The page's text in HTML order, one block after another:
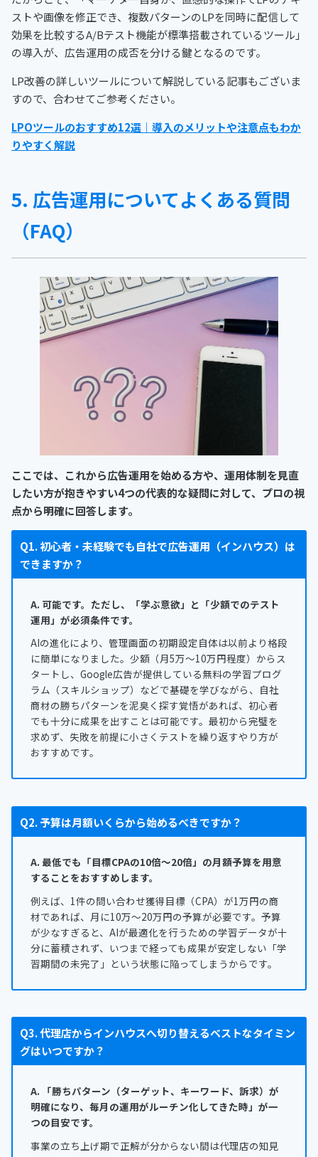
ストや画像を修正でき、複数パターンのLPを同時に配信して
効果を比較するA/Bテスト機能が標準搭載されているツール」
の導入が、広告運用の成否を分ける鍵となるのです。
LP改善の詳しいツールについて解説している記事もございま
すので、合わせてご参考ください。
LPOツールのおすすめ12選｜導入のメリットや注意点もわか
りやすく解説
5. 広告運用についてよくある質問
（FAQ）
ここでは、これから広告運用を始める方や、運用体制を見直
したい方が抱きやすい4つの代表的な疑問に対して、プロの視
点から明確に回答します。
Q1. 初心者・未経験でも自社で広告運用（インハウス）は
できますか？
A. 可能です。ただし、「学ぶ意欲」と「少額でのテスト
運用」が必須条件です。
AIの進化により、管理画面の初期設定自体は以前より格段
に簡単になりました。少額（月5万〜10万円程度）からス
タートし、Google広告が提供している無料の学習プログ
ラム（スキルショップ）などで基礎を学びながら、自社
商材の勝ちパターンを泥臭く探す覚悟があれば、初心者
でも十分に成果を出すことは可能です。最初から完璧を
求めず、失敗を前提に小さくテストを繰り返すやり方が
おすすめです。
Q2. 予算は月額いくらから始めるべきですか？
A. 最低でも「目標CPAの10倍〜20倍」の月額予算を用意
することをおすすめします。
例えば、1件の問い合わせ獲得目標（CPA）が1万円の商
材であれば、月に10万〜20万円の予算が必要です。予算
が少なすぎると、AIが最適化を行うための学習データが十
分に蓄積されず、いつまで経っても成果が安定しない「学
習期間の未完了」という状態に陥ってしまうからです。
Q3. 代理店からインハウスへ切り替えるベストなタイミン
グはいつですか？
A. 「勝ちパターン（ターゲット、キーワード、訴求）が
明確になり、毎月の運用がルーチン化してきた時」が一
つの目安です。
事業の立ち上げ期で正解が分からない間は代理店の知見